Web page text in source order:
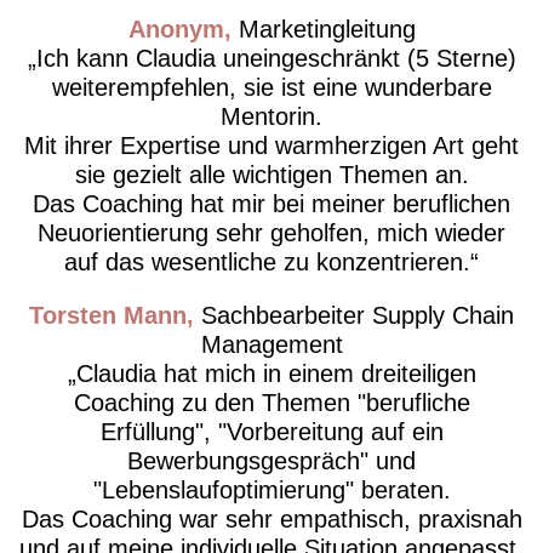
Anonym
Marketingleitung
Ich kann Claudia uneingeschränkt (5 Sterne)
weiterempfehlen, sie ist eine wunderbare
Mentorin.
Mit ihrer Expertise und warmherzigen Art geht
sie gezielt alle wichtigen Themen an.
Das Coaching hat mir bei meiner beruflichen
Neuorientierung sehr geholfen, mich wieder
auf das wesentliche zu konzentrieren.
Torsten Mann
Sachbearbeiter Supply Chain
Management
Claudia hat mich in einem dreiteiligen
Coaching zu den Themen "berufliche
Erfüllung", "Vorbereitung auf ein
Bewerbungsgespräch" und
"Lebenslaufoptimierung" beraten.
Das Coaching war sehr empathisch, praxisnah